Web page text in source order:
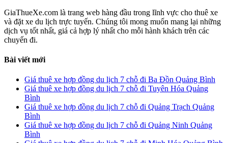
GiaThueXe.com là trang web hàng đầu trong lĩnh vực cho thuê xe
và đặt xe du lịch trực tuyến. Chúng tôi mong muốn mang lại những
dịch vụ tốt nhất, giá cả hợp lý nhất cho mỗi hành khách trên các
chuyến đi.
Bài viết mới
Giá thuê xe hợp đồng du lịch 7 chỗ đi Ba Đồn Quảng Bình
Giá thuê xe hợp đồng du lịch 7 chỗ đi Tuyên Hóa Quảng
Bình
Giá thuê xe hợp đồng du lịch 7 chỗ đi Quảng Trạch Quảng
Bình
Giá thuê xe hợp đồng du lịch 7 chỗ đi Quảng Ninh Quảng
Bình